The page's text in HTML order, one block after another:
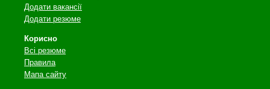
Додати вакансії
Додати резюме
Корисно
Всі резюме
Правила
Мапа сайту